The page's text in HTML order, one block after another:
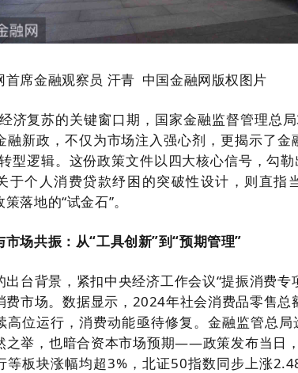
首席金融观察员 汗青 中国金融网版权图片
济复苏的关键窗口期，国家金融监督管理总
融新政，不仅为市场注入强心剂，更揭示了金
型逻辑。这份政策文件以四大核心信号，勾
于个人消费贷款纾困的突破性设计，则直指
落地的“试金石”。
场共振： 从“工具创新”到“预期管理”
出台背景，紧扣中央经济工作会议“提振消费专
费市场。数据显示，2024年社会消费品零售总
高位运行，消费动能亟待修复。金融监管总
之举，也暗合资本市场预期——政策发布当日
等板块涨幅均超3%，北证50指数同步上涨